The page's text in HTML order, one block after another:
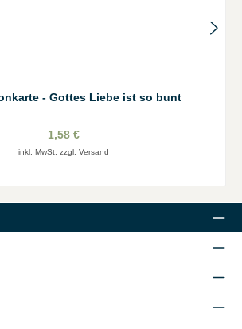
- Gottes Liebe ist so bunt
1,58 €
inkl. MwSt. zzgl. Versand